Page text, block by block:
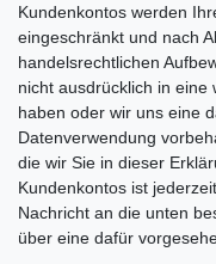
Kundenkontos werden
eingeschränkt und nach
handelsrechtlichen
nicht ausdrücklich in eine
haben oder wir uns eine
Datenverwendung
die wir Sie in dieser
Kundenkontos ist
Nachricht an die unten
über eine dafür